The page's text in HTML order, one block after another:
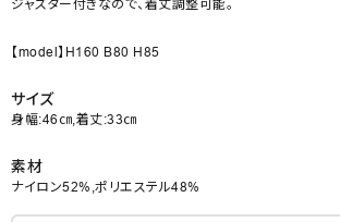
ジャスター付きなので、着丈調整可能。
【model】H160 B80 H85
サイズ
身幅:46㎝,着丈:33㎝
素材
ナイロン52%,ポリエステル48%